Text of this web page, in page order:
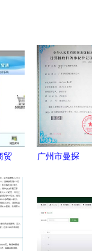
贸
件
售
践
广州市曼探
发专家，助